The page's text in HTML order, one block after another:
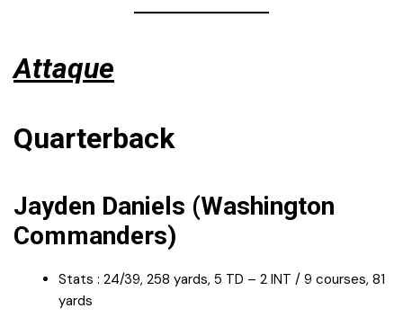
Attaque
Quarterback
Jayden Daniels (Washington
Commanders)
Stats : 24/39, 258 yards, 5 TD – 2 INT / 9 courses, 81
yards